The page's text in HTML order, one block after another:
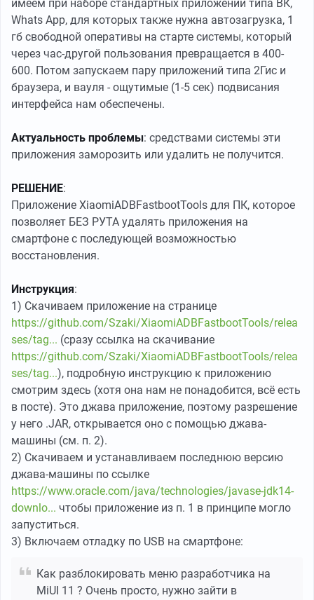
имеем при наборе стандартных приложений типа ВК,
Whats App, для которых также нужна автозагрузка, 1
гб свободной оперативы на старте системы, который
через час-другой пользования превращается в 400-
600. Потом запускаем пару приложений типа 2Гис и
браузера, и вауля - ощутимые (1-5 сек) подвисания
интерфейса нам обеспечены.
Актуальность проблемы: средствами системы эти
приложения заморозить или удалить не получится.
РЕШЕНИЕ:
Приложение XiaomiADBFastbootTools для ПК, которое
позволяет БЕЗ РУТА удалять приложения на
смартфоне с последующей возможностью
восстановления.
Инструкция:
1) Скачиваем приложение на странице
https://github.com/Szaki/XiaomiADBFastbootTools/relea
ses/tag... (сразу ссылка на скачивание
https://github.com/Szaki/XiaomiADBFastbootTools/relea
ses/tag...), подробную инструкцию к приложению
смотрим здесь (хотя она нам не понадобится, всё есть
в посте). Это джава приложение, поэтому разрешение
у него .JAR, открывается оно с помощью джава-
машины (см. п. 2).
2) Скачиваем и устанавливаем последнюю версию
джава-машины по ссылке
https://www.oracle.com/java/technologies/javase-jdk14-
downlo... чтобы приложение из п. 1 в принципе могло
запуститься.
3) Включаем отладку по USB на смартфоне:
Как разблокировать меню разработчика на
MiUI 11 ? Очень просто, нужно зайти в